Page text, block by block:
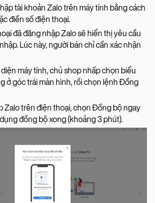
tài khoản Zalo trên máy tính bằng cách
điền số điện thoại.
đã đăng nhập Zalo sẽ hiển thị yêu cầu
Lúc này, người bán chỉ cần xác nhận
máy tính, chủ shop nhấp chọn biểu
ở góc trái màn hình, rồi chọn lệnh Đồng
Zalo trên điện thoại, chọn Đồng bộ ngay
đồng bộ xong (khoảng 3 phút).